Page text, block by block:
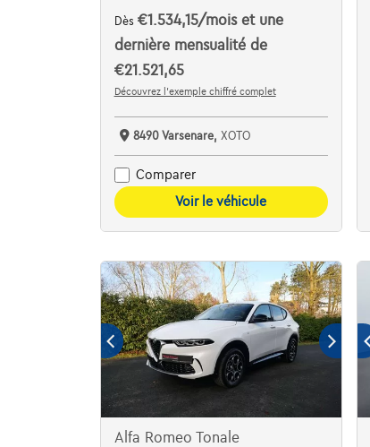
Dès €1.534,15/mois et une
dernière mensualité de
€21.521,65
Découvrez l’exemple chiffré complet
8490 Varsenare, XOTO
Comparer
Voir le véhicule
Alfa Romeo Tonale